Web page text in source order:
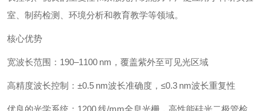
室、制药检测、环境分析和教育教学等领域。
核心优势
宽波长范围：190–1100 nm，覆盖紫外至可见光区域
高精度波长控制：±0.5 nm波长准确度，≤0.3 nm波长重复性
优良的光学系统：1200 线/mm全息光栅，高性能硅光二极管检